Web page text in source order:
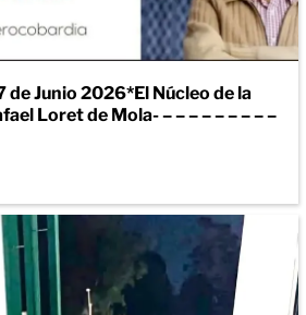
de Junio 2026*El Núcleo de la
Loret de Mola- – – – – – – – – –